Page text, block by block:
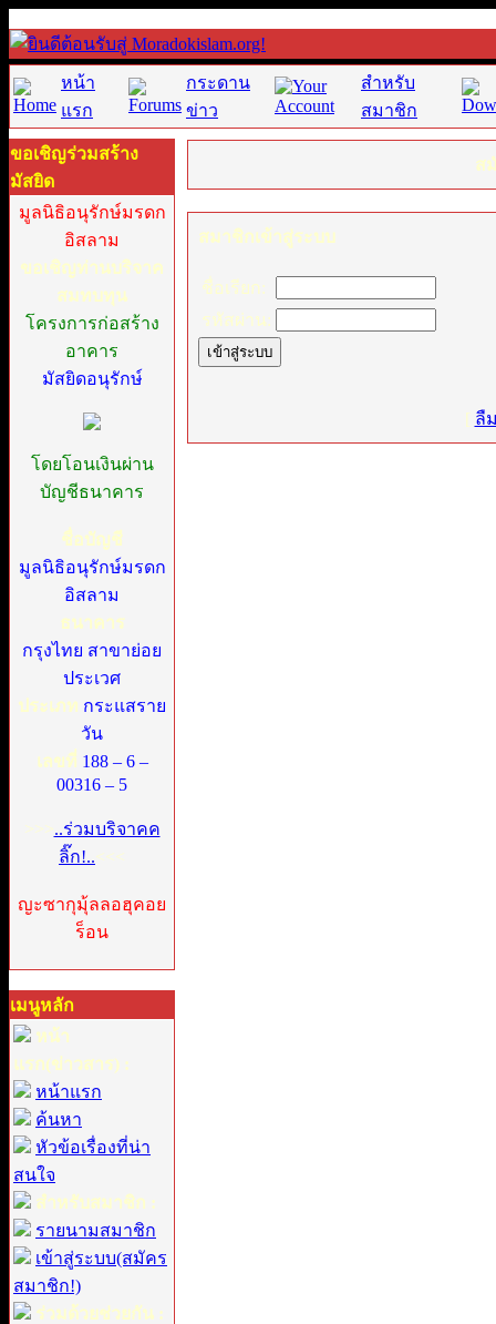
หน้า
แรก
กระดาน
ข่าว
สำหรับ
สมาชิก
ขอเชิญร่วมสร้าง
มัสยิด
มูลนิธิอนุรักษ์มรดก
อิสลาม
ขอเชิญท่านบริจาค
สมทบทุน
โครงการก่อสร้าง
อาคาร
มัสยิดอนุรักษ์
โดยโอนเงินผ่าน
บัญชีธนาคาร
ชื่อบัญชี
มูลนิธิอนุรักษ์มรดก
อิสลาม
ธนาคาร
กรุงไทย สาขาย่อย
ประเวศ
ประเภท กระแสราย
วัน
เลขที่ 188 – 6 –
00316 – 5
>>>..ร่วมบริจาคค
ลิ๊ก!..<<<
ญะซากุมุ้ลลอฮุคอย
ร็อน
เมนูหลัก
หน้า
แรก(ข่าวสาร) :
หน้าแรก
ค้นหา
หัวข้อเรื่องที่น่า
สนใจ
สำหรับสมาชิก :
รายนามสมาชิก
เข้าสู่ระบบ(สมัคร
สมาชิก!)
ร่วมด้วยช่วยกัน :
ส
สมาชิกเข้าสู่ระบบ
ชื่อเรียก:
รหัสผ่าน:
[ ลื